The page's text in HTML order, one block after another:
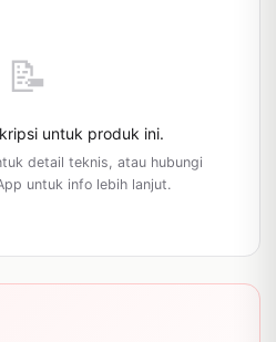
📝
untuk produk ini.
detail teknis, atau hubungi
untuk info lebih lanjut.